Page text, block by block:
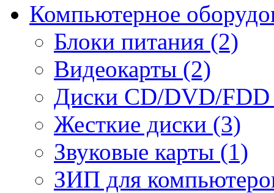
Компьютерное
Блоки питания (2)
Видеокарты (2)
Диски CD/DVD/
Жесткие диски (3)
Звуковые карты (1)
ЗИП для